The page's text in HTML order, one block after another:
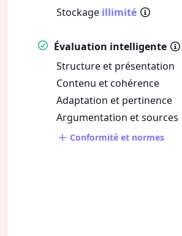
Stockage illimité
Évaluation intelligente
Structure et présentation
Contenu et cohérence
Adaptation et pertinence
Argumentation et sources
Conformité et normes